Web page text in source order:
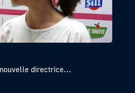
directrice...